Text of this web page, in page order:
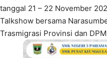
tanggal 21 – 22 November
Talkshow bersama
Trasmigrasi Provinsi dan